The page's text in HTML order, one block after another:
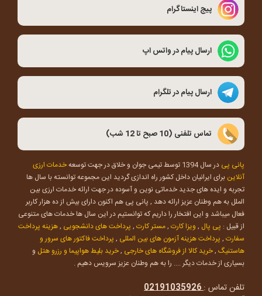
پیج اینستاگرام
ارسال پیام در واتس اپ
ارسال پیام در تلگرام
تماس تلفنی (10 صبح تا 12 شب)
پانی پی در سال 1394 توسط تیمی جوان و خلاق در جهت توسعه
خدمات ارزی
آنلاین برای ایرانیان داخل کشور راه اندازی گردید این مجموعه توانسته با سال ها
تجربه و ایده های جدید خدماتی نوین و آسوده در جهت ارائه خدمات ارزی بین
الملل به هم وطنان عزیز ارائه دهد , پانی پی هم اکنون دارای بیش از ده هزار کاربر
فعال میباشد و این افتخار را داریم که توانستیم در این سال ها خدمات های متنوعی
از قبیل : پی پال , ویزا کارت ,مستر کارت , پرداخت های دانشجویی ,هزینه پرداخت
سفارت , پرداخت هزینه آزمون های بین المللی , پرداخت فاکتور های سرور و
هاستنیگ ,خرید کالا از فروشگاه های خارجی ,خرید بلیط هواپیما و رزرو هتل و
بسیاری از خدمات دیگر .... را به هم وطنان عزیز سرویس دهیم .
تلفن تماس :02191035926